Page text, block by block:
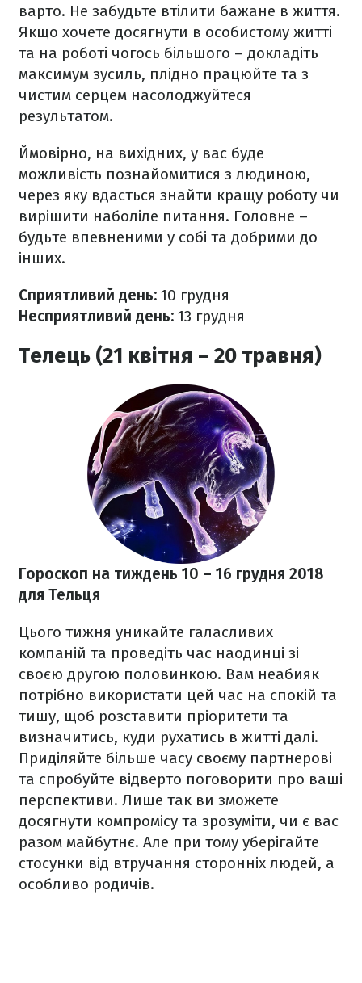
варто. Не забудьте втілити бажане в життя.
Якщо хочете досягнути в особистому житті
та на роботі чогось більшого – докладіть
максимум зусиль, плідно працюйте та з
чистим серцем насолоджуйтеся
результатом.
Ймовірно, на вихідних, у вас буде
можливість познайомитися з людиною,
через яку вдасться знайти кращу роботу чи
вирішити наболіле питання. Головне –
будьте впевненими у собі та добрими до
інших.
Сприятливий день: 10 грудня
Несприятливий день: 13 грудня
Телець (21 квітня – 20 травня)
Гороскоп на тиждень 10 – 16 грудня 2018
для Тельця
Цього тижня уникайте галасливих
компаній та проведіть час наодинці зі
своєю другою половинкою. Вам неабияк
потрібно використати цей час на спокій та
тишу, щоб розставити пріоритети та
визначитись, куди рухатись в житті далі.
Приділяйте більше часу своєму партнерові
та спробуйте відверто поговорити про ваші
перспективи. Лише так ви зможете
досягнути компромісу та зрозуміти, чи є вас
разом майбутнє. Але при тому уберігайте
стосунки від втручання сторонніх людей, а
особливо родичів.